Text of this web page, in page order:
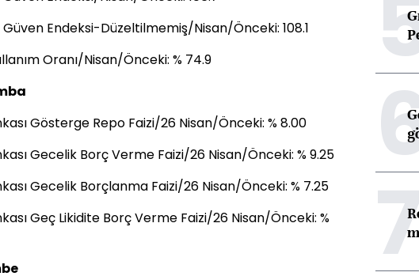
Endeksi-Düzeltilmemiş/Nisan/Önceki: 108.1
Oranı/Nisan/Önceki: % 74.9
Gösterge Repo Faizi/26 Nisan/Önceki: % 8.00
Gecelik Borç Verme Faizi/26 Nisan/Önceki: % 9.25
Gecelik Borçlanma Faizi/26 Nisan/Önceki: % 7.25
Geç Likidite Borç Verme Faizi/26 Nisan/Önceki: %